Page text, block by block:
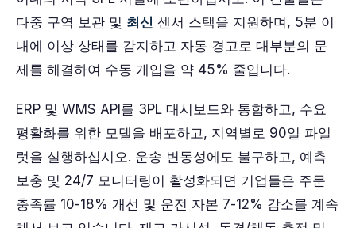
다중 구역 보관 및 최신 센서 스택을 지원하며, 5분 이
내에 이상 상태를 감지하고 자동 경고로 대부분의 문
제를 해결하여 수동 개입을 약 45% 줄입니다.
ERP 및 WMS API를 3PL 대시보드와 통합하고, 수요
평활화를 위한 모델을 배포하고, 지역별로 90일 파일
럿을 실행하십시오. 운송 변동성에도 불구하고, 예측
보충 및 24/7 모니터링이 활성화되면 기업들은 주문
충족률 10-18% 개선 및 운전 자본 7-12% 감소를 계속